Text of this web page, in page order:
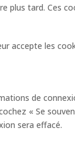
tard. Ces
accepte les
de
« Se
sera effacé.